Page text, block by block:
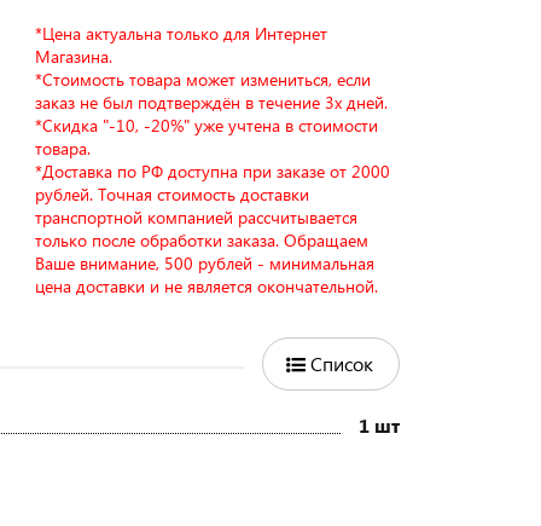
*Цена актуальна только для Интернет
Магазина.
*Стоимость товара может измениться, если
заказ не был подтверждён в течение 3х дней.
*Скидка "-10, -20%" уже учтена в стоимости
товара.
*Доставка по РФ доступна при заказе от 2000
рублей. Точная стоимость доставки
транспортной компанией рассчитывается
только после обработки заказа. Обращаем
Ваше внимание, 500 рублей - минимальная
цена доставки и не является окончательной.
Список
1 шт